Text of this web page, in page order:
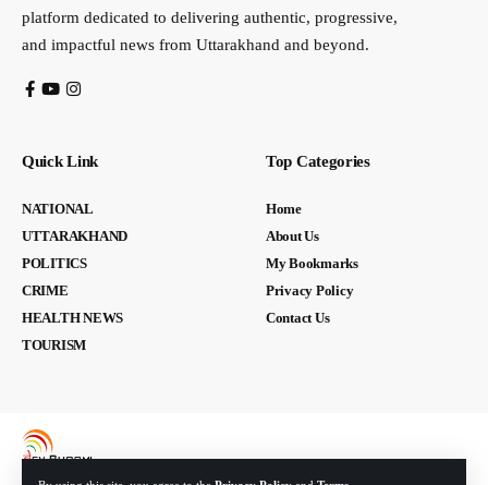
platform dedicated to delivering authentic, progressive,
and impactful news from Uttarakhand and beyond.
Quick Link
NATIONAL
UTTARAKHAND
POLITICS
CRIME
HEALTH NEWS
TOURISM
Top Categories
Home
About Us
My Bookmarks
Privacy Policy
Contact Us